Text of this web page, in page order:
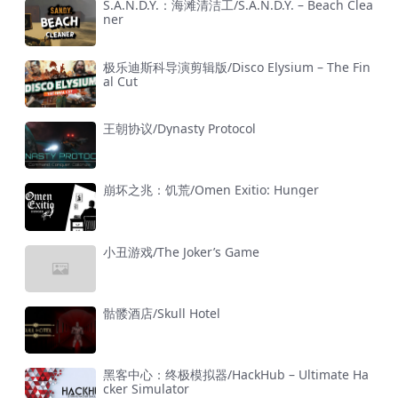
S.A.N.D.Y.：海滩清洁工/S.A.N.D.Y. – Beach Clea
ner
极乐迪斯科导演剪辑版/Disco Elysium – The Fin
al Cut
王朝协议/Dynasty Protocol
崩坏之兆：饥荒/Omen Exitio: Hunger
小丑游戏/The Joker’s Game
骷髅酒店/Skull Hotel
黑客中心：终极模拟器/HackHub – Ultimate Ha
cker Simulator